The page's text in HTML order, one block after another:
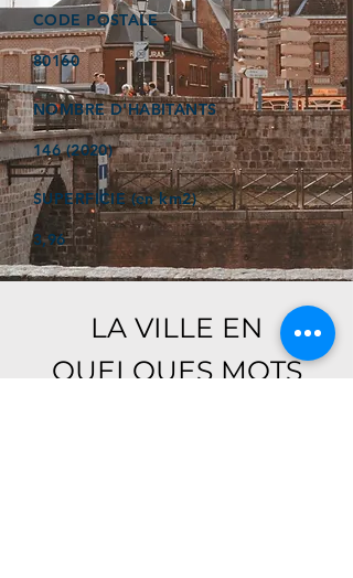
CODE POSTALE
80160
NOMBRE D'HABITANTS
146 (2020)
SUPERFICIE (en km2)
3,96
LA VILLE EN
QUELQUES MOTS